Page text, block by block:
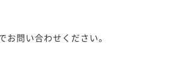
お問い合わせください。